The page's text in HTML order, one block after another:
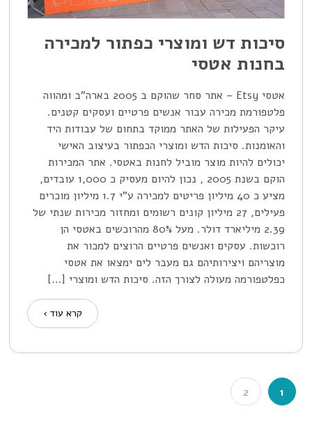
סיכות דש ומוצרי כפתור למכירה
בחנות אטסי
אטסי Etsy – אתר סחר שהוקם ב 2005 בארה"ב ומהווה
פלטפורמת מכירה עבור אנשים פרטיים ועסקים קטנים.
עיקר הפעילות של האתר ממוקד בתחום של עבודות היד
והאומנות. סיכות הדש ומוצרי הכפתור בעיצוב האישי
יכולים להיות מוצר מוביל לחנות באטסי. אתר המכירות
הוקם בשנת 2005 , נכון להיום מעסיק כ 1,000 עובדים,
מציע כ 40 מיליון פריטים למכירה ע"י 1.7 מיליון מוכרים
פעילים, 27 מיליון קונים רשומים ומחזור מכירות שנתי של
2.39 מיליארד דולר. מעל 80% מהרוכשים באטסי הן
רוכשות. עסקים ואנשים פרטיים הרוצים למכור את
מוצריהם ויצירותיהם גם מעבר לים ימצאו את אטסי
כפלטפורמה מעולה לצורך הזה. סיכות הדש ומוצרי […]
קרא עוד ›
1
2